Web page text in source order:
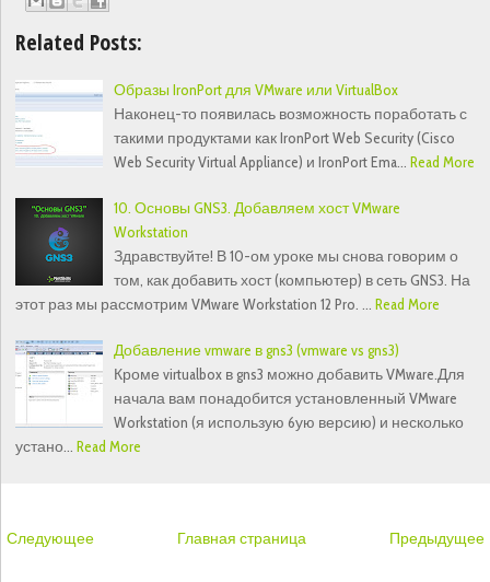
Related Posts:
Образы IronPort для VMware или VirtualBox
Наконец-то появилась возможность поработать с
такими продуктами как IronPort Web Security (Cisco
Web Security Virtual Appliance) и IronPort Ema… Read More
10. Основы GNS3. Добавляем хост VMware
Workstation
Здравствуйте! В 10-ом уроке мы снова говорим о
том, как добавить хост (компьютер) в сеть GNS3. На
этот раз мы рассмотрим VMware Workstation 12 Pro. … Read More
Добавление vmware в gns3 (vmware vs gns3)
Кроме virtualbox в gns3 можно добавить VMware.Для
начала вам понадобится установленный VMware
Workstation (я использую 6ую версию) и несколько
устано… Read More
Следующее Предыдущее
Главная страница